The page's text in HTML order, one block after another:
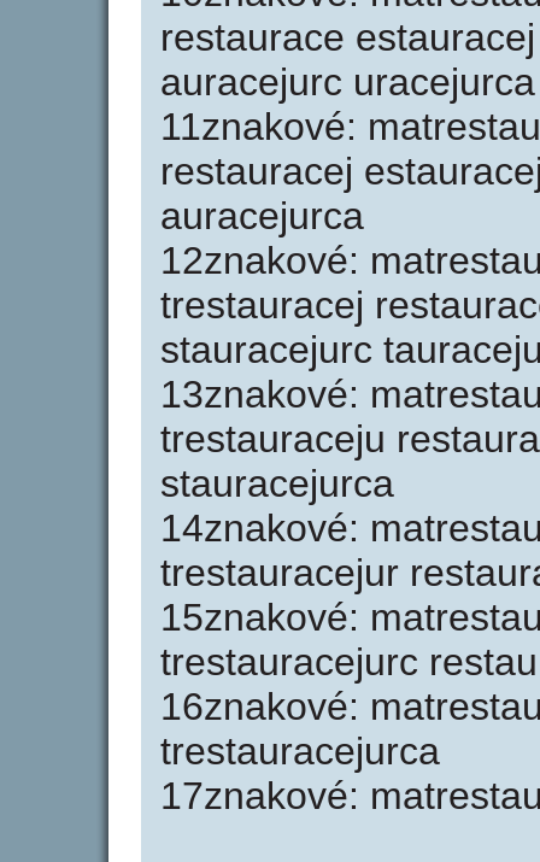
restaurace
auracejurc uracejurca
11znakové:
restauracej
auracejurca
12znakové:
trestauracej
stauracejurc
13znakové:
trestauraceju
stauracejurca
14znakové:
trestauracejur
15znakové:
trestauracejurc
16znakové:
trestauracejurca
17znakové: